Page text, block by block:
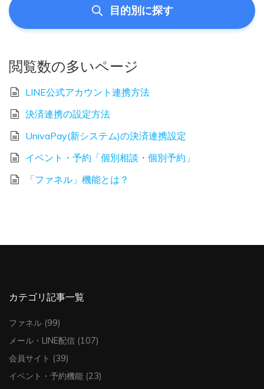
目的別に探す
閲覧数の多いページ
LINE公式アカウント連携方法
決済連携の設定方法
UnivaPay(新システム)の決済連携設定
イベント・予約「個別相談・個別予約」
「ファネル」機能とは？
カテゴリ記事一覧
ファネル (99)
メール・LINE配信 (107)
会員サイト (39)
イベント・予約機能 (23)